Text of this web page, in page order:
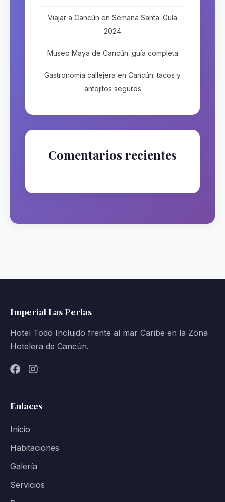
Viajar a Cancún en Semana Santa: Guía
2024
Museo Maya de Cancún: guía completa
Gastronomía callejera en Cancún: tacos y
antojitos seguros
Comentarios recientes
Imperial Las Perlas
Hotel Todo Incluido frente al mar Caribe en la Zona
Hotelera de Cancún.
Enlaces
Inicio
Habitaciones
Galería
Servicios